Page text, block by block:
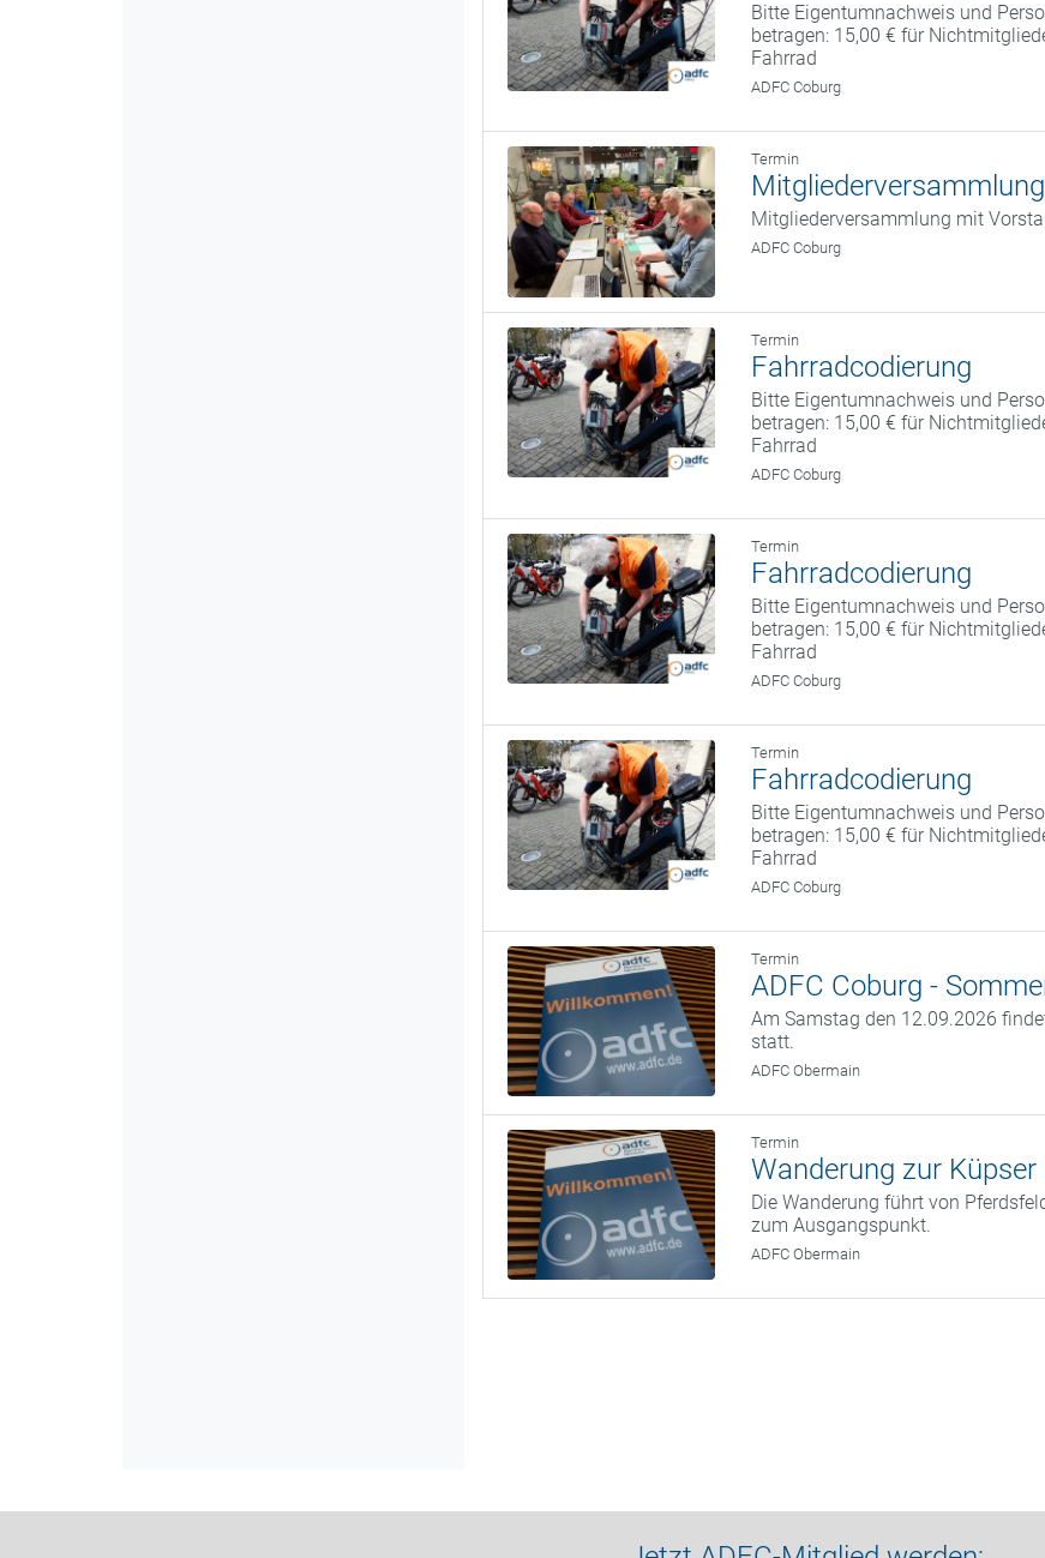
Bitte Eigentumnachweis und
betragen: 15,00 € für
Fahrrad
ADFC Coburg
Termin
Mitgliederversammlung
Mitgliederversammlung mit
ADFC Coburg
Termin
Fahrradcodierung
Bitte Eigentumnachweis und
betragen: 15,00 € für
Fahrrad
ADFC Coburg
Termin
Fahrradcodierung
Bitte Eigentumnachweis und
betragen: 15,00 € für
Fahrrad
ADFC Coburg
Termin
Fahrradcodierung
Bitte Eigentumnachweis und
betragen: 15,00 € für
Fahrrad
ADFC Coburg
Termin
ADFC Coburg -
Am Samstag den 12.09.2026
statt.
ADFC Obermain
Termin
Wanderung zur Küpser
Die Wanderung führt von
zum Ausgangspunkt.
ADFC Obermain